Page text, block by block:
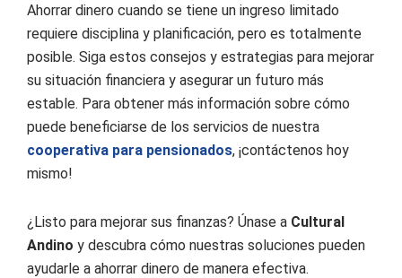
Ahorrar dinero cuando se tiene un ingreso limitado
requiere disciplina y planificación, pero es totalmente
posible. Siga estos consejos y estrategias para mejorar
su situación financiera y asegurar un futuro más
estable. Para obtener más información sobre cómo
puede beneficiarse de los servicios de nuestra
cooperativa para pensionados, ¡contáctenos hoy
mismo!
¿Listo para mejorar sus finanzas? Únase a Cultural
Andino y descubra cómo nuestras soluciones pueden
ayudarle a ahorrar dinero de manera efectiva.